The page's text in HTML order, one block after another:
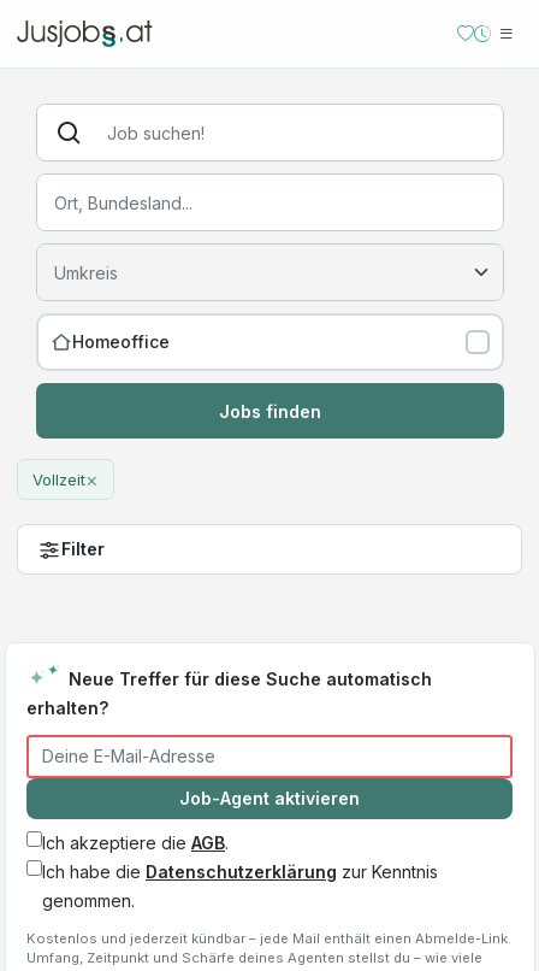
Homeoffice
Jobs finden
Vollzeit×
Filter
Neue Treffer für diese Suche automatisch
erhalten?
Job-Agent aktivieren
Ich akzeptiere die AGB.
Ich habe die Datenschutzerklärung zur Kenntnis
genommen.
Kostenlos und jederzeit kündbar – jede Mail enthält einen Abmelde-Link.
Umfang, Zeitpunkt und Schärfe deines Agenten stellst du – wie viele